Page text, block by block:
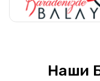
Наши